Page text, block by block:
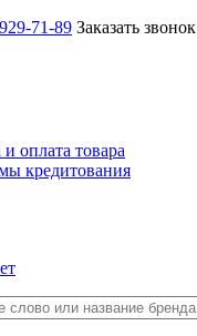
71-89 Заказать звонок
и оплата товара
кредитования